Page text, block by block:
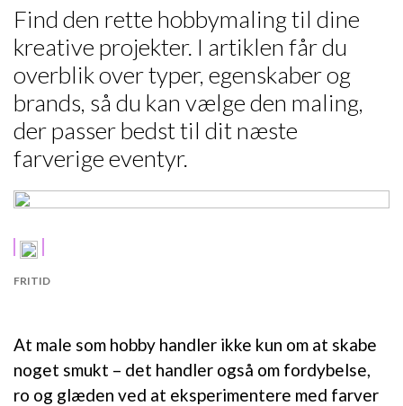
Find den rette hobbymaling til dine
kreative projekter. I artiklen får du
overblik over typer, egenskaber og
brands, så du kan vælge den maling,
der passer bedst til dit næste
farverige eventyr.
FRITID
At male som hobby handler ikke kun om at skabe
noget smukt – det handler også om fordybelse,
ro og glæden ved at eksperimentere med farver